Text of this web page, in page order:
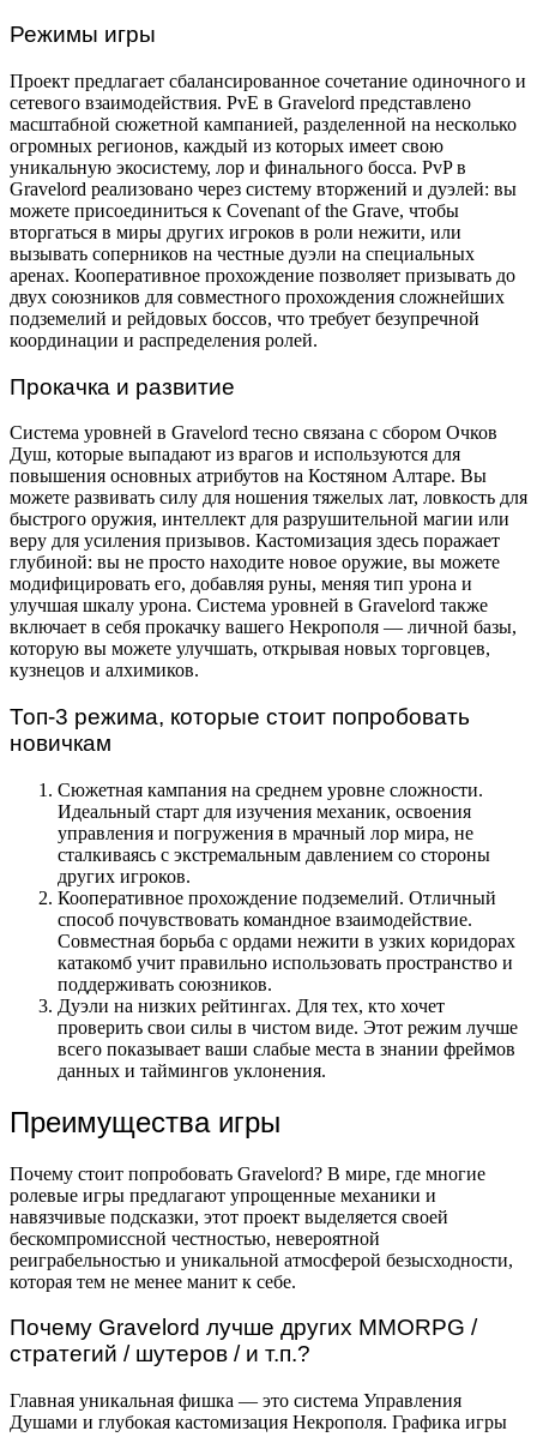
Режимы игры
Проект предлагает сбалансированное сочетание одиночного и
сетевого взаимодействия. PvE в Gravelord представлено
масштабной сюжетной кампанией, разделенной на несколько
огромных регионов, каждый из которых имеет свою
уникальную экосистему, лор и финального босса. PvP в
Gravelord реализовано через систему вторжений и дуэлей: вы
можете присоединиться к Covenant of the Grave, чтобы
вторгаться в миры других игроков в роли нежити, или
вызывать соперников на честные дуэли на специальных
аренах. Кооперативное прохождение позволяет призывать до
двух союзников для совместного прохождения сложнейших
подземелий и рейдовых боссов, что требует безупречной
координации и распределения ролей.
Прокачка и развитие
Система уровней в Gravelord тесно связана с сбором Очков
Душ, которые выпадают из врагов и используются для
повышения основных атрибутов на Костяном Алтаре. Вы
можете развивать силу для ношения тяжелых лат, ловкость для
быстрого оружия, интеллект для разрушительной магии или
веру для усиления призывов. Кастомизация здесь поражает
глубиной: вы не просто находите новое оружие, вы можете
модифицировать его, добавляя руны, меняя тип урона и
улучшая шкалу урона. Система уровней в Gravelord также
включает в себя прокачку вашего Некрополя — личной базы,
которую вы можете улучшать, открывая новых торговцев,
кузнецов и алхимиков.
Топ-3 режима, которые стоит попробовать
новичкам
Сюжетная кампания на среднем уровне сложности.
Идеальный старт для изучения механик, освоения
управления и погружения в мрачный лор мира, не
сталкиваясь с экстремальным давлением со стороны
других игроков.
Кооперативное прохождение подземелий. Отличный
способ почувствовать командное взаимодействие.
Совместная борьба с ордами нежити в узких коридорах
катакомб учит правильно использовать пространство и
поддерживать союзников.
Дуэли на низких рейтингах. Для тех, кто хочет
проверить свои силы в чистом виде. Этот режим лучше
всего показывает ваши слабые места в знании фреймов
данных и таймингов уклонения.
Преимущества игры
Почему стоит попробовать Gravelord? В мире, где многие
ролевые игры предлагают упрощенные механики и
навязчивые подсказки, этот проект выделяется своей
бескомпромиссной честностью, невероятной
реиграбельностью и уникальной атмосферой безысходности,
которая тем не менее манит к себе.
Почему Gravelord лучше других MMORPG /
стратегий / шутеров / и т.п.?
Главная уникальная фишка — это система Управления
Душами и глубокая кастомизация Некрополя. Графика игры